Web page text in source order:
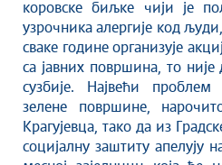
Екологија
Млади у локалној
НВО
Међународна сарадња
Позив за медије
Избори
коровске биљке чији је
узрочника алергије код
сваке године организује
са јавних површина, то
сузбије. Највећи проблем
зелене површине,
Крагујевца, тако да из
социјалну заштиту апелују